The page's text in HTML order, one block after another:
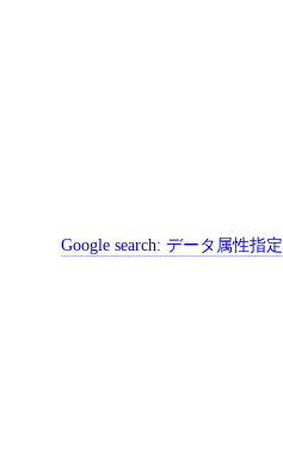
Google search:データ属性指定